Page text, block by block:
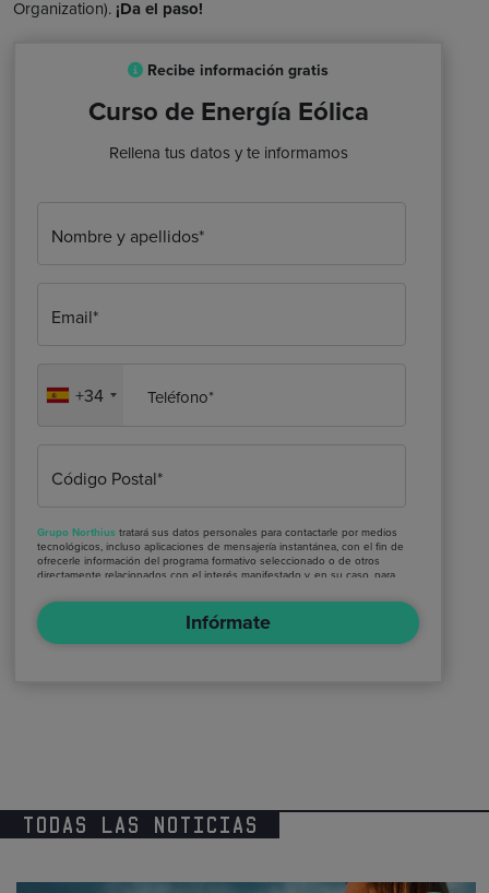
Organization). ¡Da el paso!
Recibe información gratis
Curso de Energía Eólica
Rellena tus datos y te informamos
Nombre y apellidos*
Email*
+34 Teléfono*
Código Postal*
Grupo Northius tratará sus datos personales para contactarle por medios
tecnológicos, incluso aplicaciones de mensajería instantánea, con el fin de
ofrecerle información del programa formativo seleccionado o de otros
directamente relacionados con el interés manifestado y, en su caso, para
las empresas que conforman elGrupo Northius, con el objeto de que
estas puedan hacerle llegar la mejor oferta de productos y servicios
de acuerdo a su petición. Quedan reconocidos los derechos de acceso,
rectificación, supresión, oposición, limitación, tal y como se explica en la
Infórmate
TODAS LAS NOTICIAS